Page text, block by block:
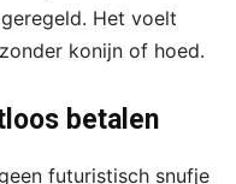
Het voelt
konijn of hoed.
betalen
futuristisch snufje